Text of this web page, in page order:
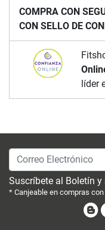
COMPRA CON
CON SELLO DE
líder
Correo Electrónico
Suscríbete al Boletín
* Canjeable en compras